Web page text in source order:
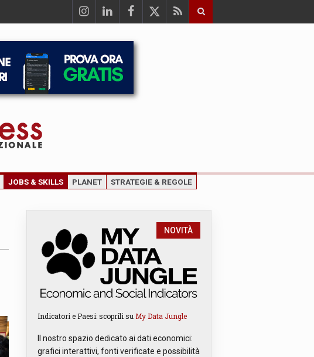
JOBS & SKILLS PLANET STRATEGIE & REGOLE
NOVITÀ
Indicatori e Paesi: scoprili su My Data Jungle
Il nostro spazio dedicato ai dati economici:
grafici interattivi, fonti verificate e possibilità